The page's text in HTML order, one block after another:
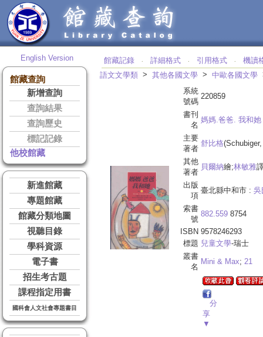
English Version
館藏查詢
新增查詢
查詢結果
查詢歷史
標記記錄
他校館藏
新進館藏
專題館藏
館藏分類地圖
視聽目錄
學科資源
電子書
招生考古題
課程指定用書
國科會人文社會專題書目
館藏記錄 ‧ 詳細格式 ‧ 引用格式 ‧
機讀
語文文學類 > 其他各國文學 > 中歐各國文學
系統
號碼
220859
書刊
名
媽媽.爸爸. 我和她
主要
著者
舒比格
其他
著者
貝爾納繪;林敏雅
出版
項
臺北縣中和市 : 吳
索書
號
882.559 8754
ISBN 9578246293
標題 兒童文學-瑞士
叢書
名
Mini & Max; 21
分
享
▼